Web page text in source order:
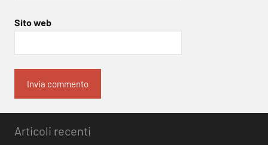
Sito web
Articoli recenti